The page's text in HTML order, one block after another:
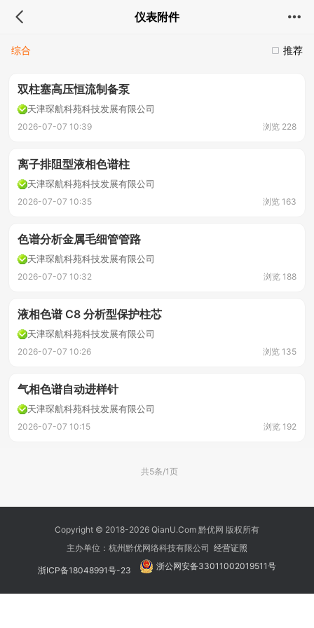
仪表附件
推荐
综合
双柱塞高压恒流制备泵
天津琛航科苑科技发展有限公司
2026-07-07 10:39 浏览 228
离子排阻型液相色谱柱
天津琛航科苑科技发展有限公司
2026-07-07 10:35 浏览 163
色谱分析金属毛细管管路
天津琛航科苑科技发展有限公司
2026-07-07 10:32 浏览 188
液相色谱 C8 分析型保护柱芯
天津琛航科苑科技发展有限公司
2026-07-07 10:26 浏览 135
气相色谱自动进样针
天津琛航科苑科技发展有限公司
2026-07-07 10:15 浏览 192
共5条/1页
Copyright © 2018-2026 QianU.Com 黔优网 版权所有
主办单位：杭州黔优网络科技有限公司 经营证照
浙ICP备18048991号-23 浙公网安备33011002019511号